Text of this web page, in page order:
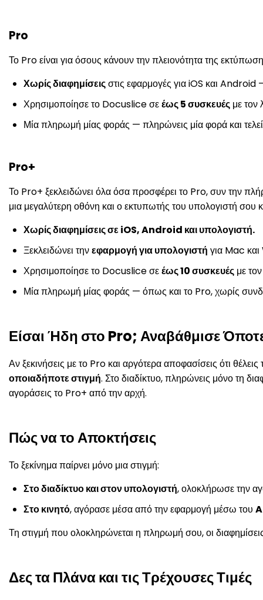
Pro
Το Pro είναι για όσους κάνουν την πλειονότητα της
Χωρίς διαφημίσειςστις εφαρμογές για iOS και Android
Χρησιμοποίησε το Docuslice σεέως 5 συσκευές με τον
Μία πληρωμή μίας φοράς — πληρώνεις μία φορά και
Pro+
Το Pro+ ξεκλειδώνει όλα όσα προσφέρει το Pro, συν την
μια μεγαλύτερη οθόνη και ο εκτυπωτής του υπολογιστή σου
Χωρίς διαφημίσεις σε iOS, Android και υπολογιστή.
Ξεκλειδώνει τηνεφαρμογή για υπολογιστή για Mac
Χρησιμοποίησε το Docuslice σεέως 10 συσκευές με
Μία πληρωμή μίας φοράς — όπως και το Pro, χωρίς
Είσαι Ήδη στο Pro; Αναβάθμισε
Αν ξεκινήσεις με το Pro και αργότερα αποφασίσεις ότι
οποιαδήποτε στιγμή. Στο διαδίκτυο, πληρώνεις μόνο τη
αγοράσεις το Pro+ από την αρχή.
Πώς να το Αποκτήσεις
Το ξεκίνημα παίρνει μόνο μια στιγμή:
Στο διαδίκτυο και στον υπολογιστή, ολοκλήρωσε την
Στο κινητό, αγόρασε μέσα από την εφαρμογή μέσω του
Τη στιγμή που ολοκληρώνεται η πληρωμή σου, οι
Δες τα Πλάνα και τις Τρέχουσες Τιμές